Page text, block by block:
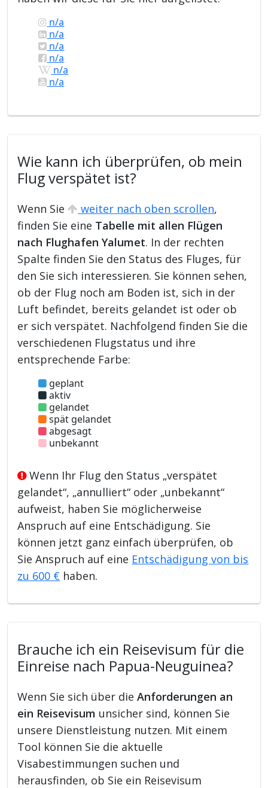
n/a
n/a
n/a
n/a
n/a
n/a
Wie kann ich überprüfen, ob mein
Flug verspätet ist?
Wenn Sie weiter nach oben scrollen,
finden Sie eine Tabelle mit allen Flügen
nach Flughafen Yalumet. In der rechten
Spalte finden Sie den Status des Fluges, für
den Sie sich interessieren. Sie können sehen,
ob der Flug noch am Boden ist, sich in der
Luft befindet, bereits gelandet ist oder ob
er sich verspätet. Nachfolgend finden Sie die
verschiedenen Flugstatus und ihre
entsprechende Farbe:
geplant
aktiv
gelandet
spät gelandet
abgesagt
unbekannt
Wenn Ihr Flug den Status „verspätet
gelandet“, „annulliert“ oder „unbekannt“
aufweist, haben Sie möglicherweise
Anspruch auf eine Entschädigung. Sie
können jetzt ganz einfach überprüfen, ob
Sie Anspruch auf eine Entschädigung von bis
zu 600 € haben.
Brauche ich ein Reisevisum für die
Einreise nach Papua-Neuguinea?
Wenn Sie sich über dieAnforderungen an
ein Reisevisum unsicher sind, können Sie
unsere Dienstleistung nutzen. Mit einem
Tool können Sie die aktuelle
Visabestimmungen suchen und
herausfinden, ob Sie ein Reisevisum